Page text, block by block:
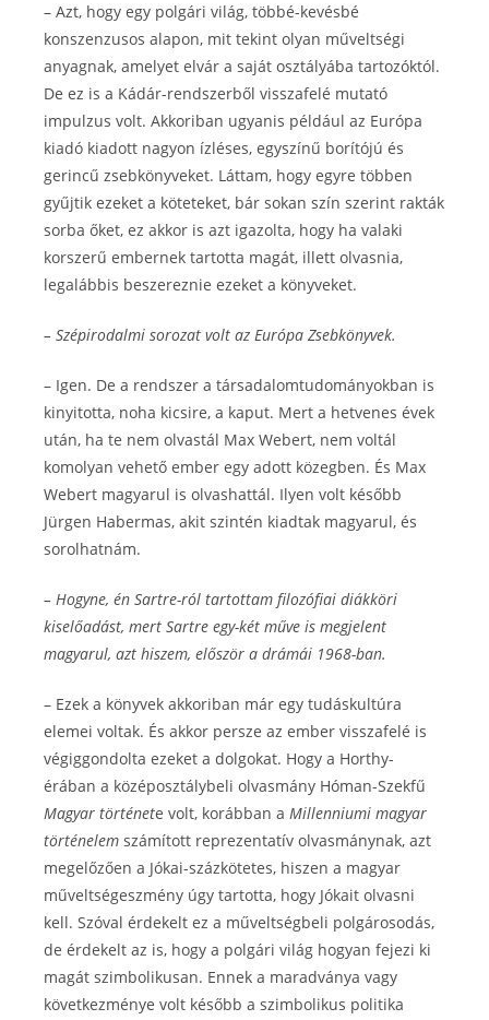
– Azt, hogy egy polgári világ, többé-kevésbé
konszenzusos alapon, mit tekint olyan műveltségi
anyagnak, amelyet elvár a saját osztályába tartozóktól.
De ez is a Kádár-rendszerből visszafelé mutató
impulzus volt. Akkoriban ugyanis például az Európa
kiadó kiadott nagyon ízléses, egyszínű borítójú és
gerincű zsebkönyveket. Láttam, hogy egyre többen
gyűjtik ezeket a köteteket, bár sokan szín szerint rakták
sorba őket, ez akkor is azt igazolta, hogy ha valaki
korszerű embernek tartotta magát, illett olvasnia,
legalábbis beszereznie ezeket a könyveket.
– Szépirodalmi sorozat volt az Európa Zsebkönyvek.
– Igen. De a rendszer a társadalomtudományokban is
kinyitotta, noha kicsire, a kaput. Mert a hetvenes évek
után, ha te nem olvastál Max Webert, nem voltál
komolyan vehető ember egy adott közegben. És Max
Webert magyarul is olvashattál. Ilyen volt később
Jürgen Habermas, akit szintén kiadtak magyarul, és
sorolhatnám.
– Hogyne, én Sartre-ról tartottam filozófiai diákköri
kiselőadást, mert Sartre egy-két műve is megjelent
magyarul, azt hiszem, először a drámái 1968-ban.
– Ezek a könyvek akkoriban már egy tudáskultúra
elemei voltak. És akkor persze az ember visszafelé is
végiggondolta ezeket a dolgokat. Hogy a Horthy-
érában a középosztálybeli olvasmány Hóman-Szekfű
Magyar története volt, korábban a Millenniumi magyar
történelem számított reprezentatív olvasmánynak, azt
megelőzően a Jókai-százkötetes, hiszen a magyar
műveltségeszmény úgy tartotta, hogy Jókait olvasni
kell. Szóval érdekelt ez a műveltségbeli polgárosodás,
de érdekelt az is, hogy a polgári világ hogyan fejezi ki
magát szimbolikusan. Ennek a maradványa vagy
következménye volt később a szimbolikus politika